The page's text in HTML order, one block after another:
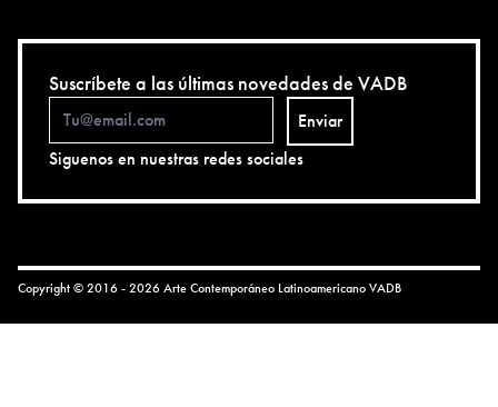
Suscríbete a las últimas novedades de VADB
Enviar
Siguenos en nuestras redes sociales
Copyright © 2016 - 2026 Arte Contemporáneo LatinoamericanoVADB